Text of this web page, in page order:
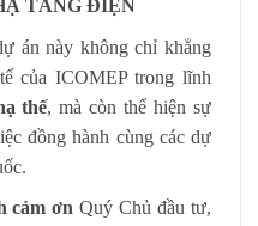
TẦNG ĐIỆN
án này không chỉ khẳng
của ICOMEP trong lĩnh
thế, mà còn thể hiện sự
đồng hành cùng các dự
cảm ơn Quý Chủ đầu tư,